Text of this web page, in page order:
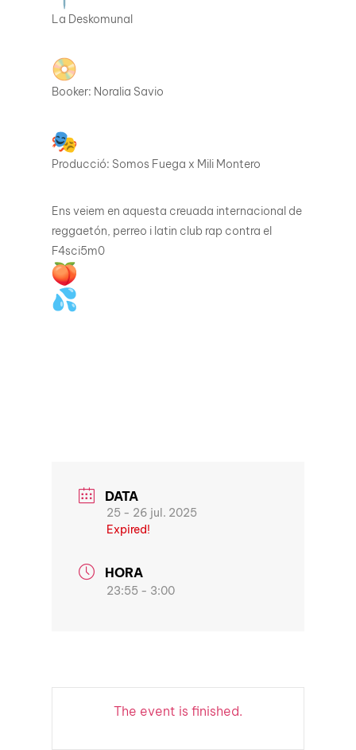
La Deskomunal
Booker: Noralia Savio
Producció: Somos Fuega x Mili Montero
Ens veiem en aquesta creuada internacional de
reggaetón, perreo i latin club rap contra el
F4sci5m0
DATA
25 - 26 jul. 2025
Expired!
HORA
23:55 - 3:00
The event is finished.